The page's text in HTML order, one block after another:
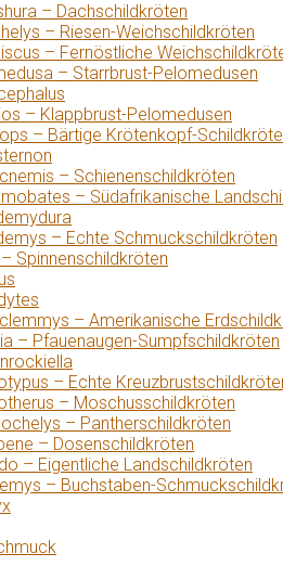
– Dachschildkröten
– Riesen-Weichschildkröten
– Fernöstliche
– Starrbrust-Pelomedusen
– Klappbrust-Pelomedusen
– Bärtige Krötenkopf-
– Schienenschildkröten
– Südafrikanische
– Echte Schmuckschildkröten
Spinnenschildkröten
– Amerikanische
– Pfauenaugen-Sumpfschildkröten
– Echte
– Moschusschildkröten
– Pantherschildkröten
– Dosenschildkröten
– Eigentliche Landschildkröten
– Buchstaben-